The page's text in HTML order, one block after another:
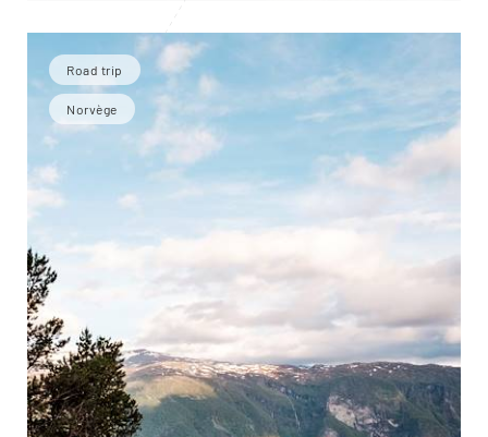
Road trip
Norvège